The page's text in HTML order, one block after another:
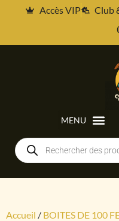
Accès VIP Club
Accueil / BOITES DE 100